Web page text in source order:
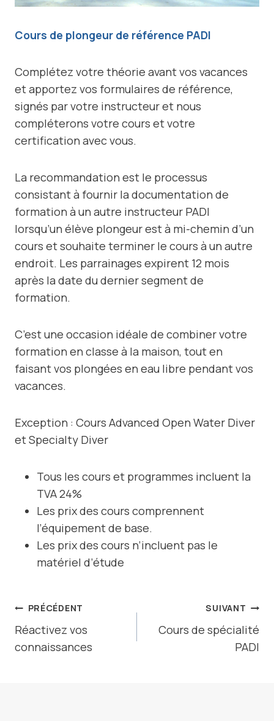
Cours de plongeur de référence PADI
Complétez votre théorie avant vos vacances
et apportez vos formulaires de référence,
signés par votre instructeur et nous
compléterons votre cours et votre
certification avec vous.
La recommandation est le processus
consistant à fournir la documentation de
formation à un autre instructeur PADI
lorsqu’un élève plongeur est à mi-chemin d’un
cours et souhaite terminer le cours à un autre
endroit. Les parrainages expirent 12 mois
après la date du dernier segment de
formation.
C’est une occasion idéale de combiner votre
formation en classe à la maison, tout en
faisant vos plongées en eau libre pendant vos
vacances.
Exception : Cours Advanced Open Water Diver
et Specialty Diver
Tous les cours et programmes incluent la
TVA 24%
Les prix des cours comprennent
l’équipement de base.
Les prix des cours n’incluent pas le
matériel d’étude
NAVIGATION
DE
L’ARTICLE
PRÉCÉDENT
Réactivez vos
connaissances
SUIVANT
Cours de spécialité
PADI